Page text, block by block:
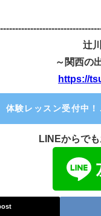
辻
～関西の
https://
体験レッスン受付中！
LINEからで